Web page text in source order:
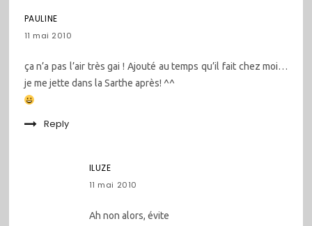
PAULINE
11 mai 2010
ça n’a pas l’air très gai ! Ajouté au temps qu’il fait chez moi…
je me jette dans la Sarthe après! ^^
Reply
ILUZE
11 mai 2010
Ah non alors, évite